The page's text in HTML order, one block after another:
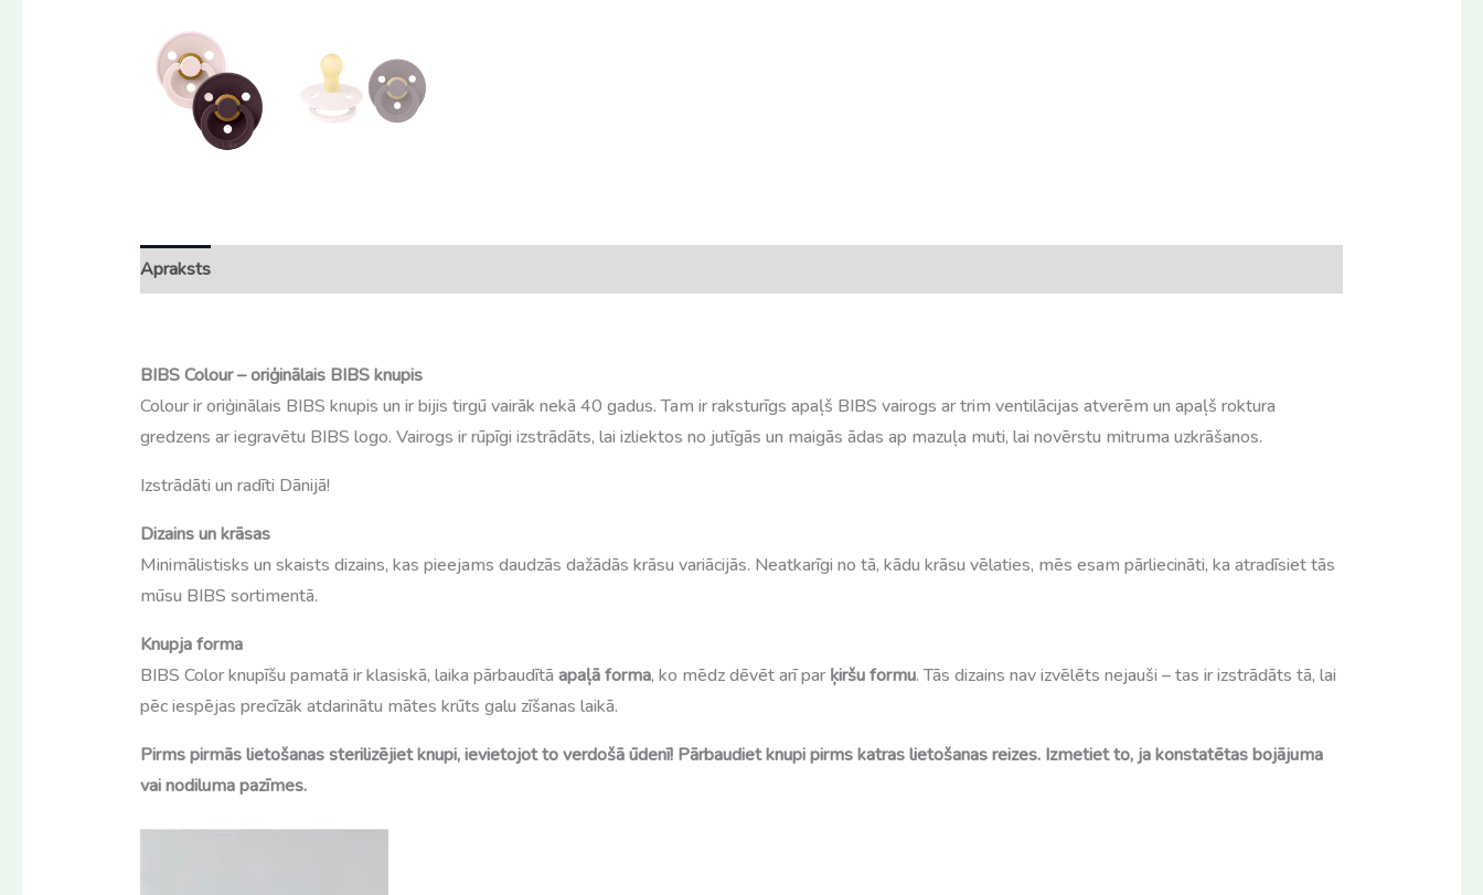
Apraksts
BIBS Colour – oriģinālais BIBS knupis
Colour ir oriģinālais BIBS knupis un ir bijis tirgū vairāk nekā 40 gadus. Tam ir raksturīgs apaļš BIBS vairogs ar trim ventilācijas atverēm un apaļš roktura
gredzens ar iegravētu BIBS logo. Vairogs ir rūpīgi izstrādāts, lai izliektos no jutīgās un maigās ādas ap mazuļa muti, lai novērstu mitruma uzkrāšanos.
Izstrādāti un radīti Dānijā!
Dizains un krāsas
Minimālistisks un skaists dizains, kas pieejams daudzās dažādās krāsu variācijās. Neatkarīgi no tā, kādu krāsu vēlaties, mēs esam pārliecināti, ka atradīsiet tās
mūsu BIBS sortimentā.
Knupja forma
BIBS Color knupīšu pamatā ir klasiskā, laika pārbaudītā apaļā forma, ko mēdz dēvēt arī parķiršu formu. Tās dizains nav izvēlēts nejauši – tas ir izstrādāts tā, lai
pēc iespējas precīzāk atdarinātu mātes krūts galu zīšanas laikā.
Pirms pirmās lietošanas sterilizējiet knupi, ievietojot to verdošā ūdenī! Pārbaudiet knupi pirms katras lietošanas reizes. Izmetiet to, ja konstatētas bojājuma
vai nodiluma pazīmes.